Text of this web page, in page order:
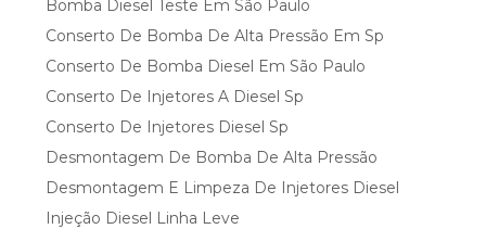
Bomba Diesel Teste Em São Paulo
Conserto De Bomba De Alta Pressão Em Sp
Conserto De Bomba Diesel Em São Paulo
Conserto De Injetores A Diesel Sp
Conserto De Injetores Diesel Sp
Desmontagem De Bomba De Alta Pressão
Desmontagem E Limpeza De Injetores Diesel
Injeção Diesel Linha Leve